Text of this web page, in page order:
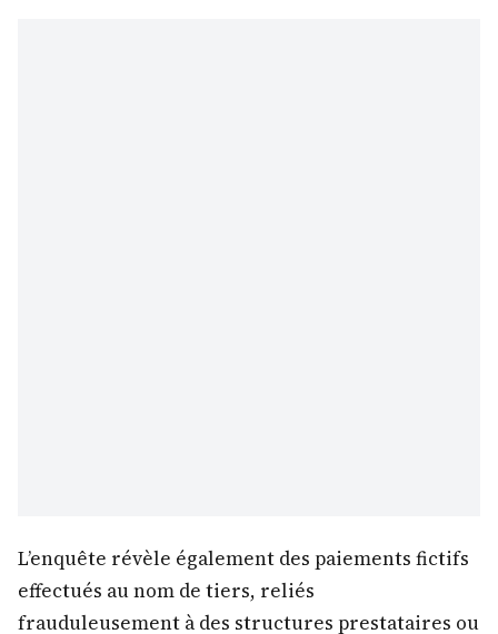
L’enquête révèle également des paiements fictifs
effectués au nom de tiers, reliés
frauduleusement à des structures prestataires ou